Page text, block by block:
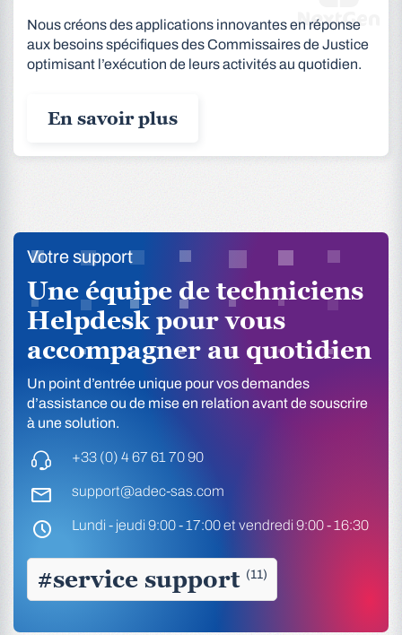
Nous créons des applications innovantes en réponse
aux besoins spécifiques des Commissaires de Justice
optimisant l’exécution de leurs activités au quotidien.
En savoir plus
Votre support
Une équipe de techniciens
Helpdesk pour vous
accompagner au quotidien
Un point d’entrée unique pour vos demandes
d’assistance ou de mise en relation avant de souscrire
à une solution.
+33 (0) 4 67 61 70 90
support@adec-sas.com
Lundi - jeudi 9:00 - 17:00 et vendredi 9:00 - 16:30
#service support (11)